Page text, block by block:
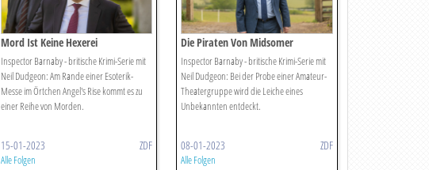
Mord Ist Keine Hexerei
Inspector Barnaby - britische Krimi-Serie mit
Neil Dudgeon: Am Rande einer Esoterik-
Messe im Örtchen Angel's Rise kommt es zu
einer Reihe von Morden.
15-01-2023 ZDF
Alle Folgen
Die Piraten Von Midsomer
Inspector Barnaby - britische Krimi-Serie mit
Neil Dudgeon: Bei der Probe einer Amateur-
Theatergruppe wird die Leiche eines
Unbekannten entdeckt.
08-01-2023 ZDF
Alle Folgen